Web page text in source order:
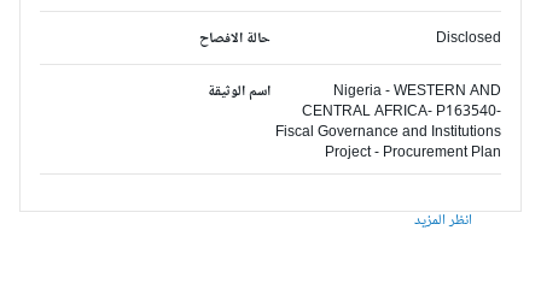
حالة الافصاح Disclosed
اسم الوثيقة
Nigeria - WESTERN AND
CENTRAL AFRICA- P163540-
Fiscal Governance and Institutions
Project - Procurement Plan
انظر المزيد